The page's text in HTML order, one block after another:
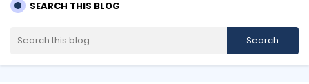
SEARCH THIS BLOG